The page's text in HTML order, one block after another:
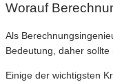
Worauf
Als
Bedeutung, daher
Einige der wichtigsten